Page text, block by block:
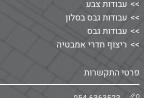
עבודות צבע
עבודות גבס בסלון
עבודות גבס
ריצוף חדרי אמבטיה
פרטי התקשרות